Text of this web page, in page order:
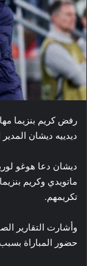
رفض كريم ​بنزيما​
ديدييه ​ديشان​
ديشان دعا هوغو
ماتويدي وكريم
تكريمهم.
وأشارت التقارير
حضور المباراة